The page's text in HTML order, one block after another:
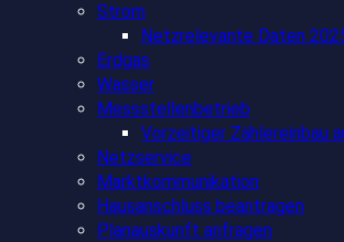
Strom
Netzrelevante Daten
Erdgas
Wasser
Messstellenbetrieb
Vorzeitiger Zählereinbau
Netzservice
Marktkommunikation
Hausanschluss beantragen
Planauskunft anfragen